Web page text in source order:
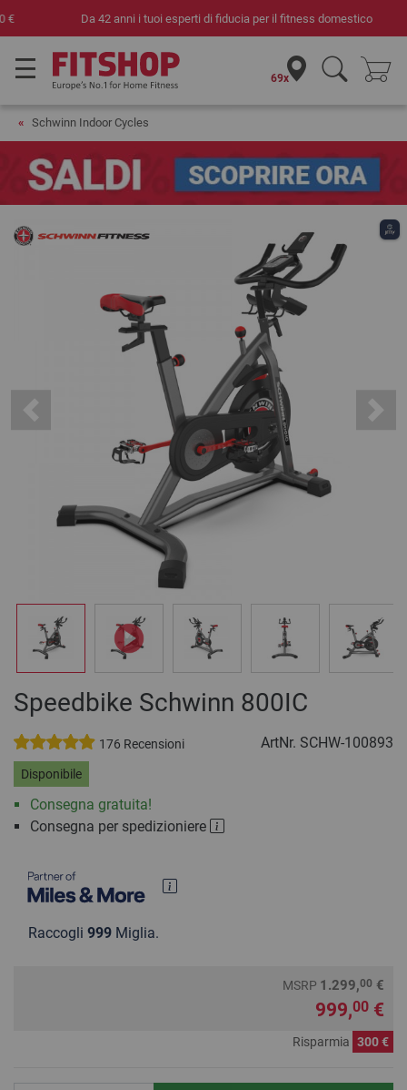
Da 42 anni i tuoi esperti di fiducia per il fitness domestico
69x
Schwinn Indoor Cycles
Speedbike Schwinn 800IC
176 Recensioni ArtNr. SCHW-100893
Disponibile
Consegna gratuita!
Consegna per spedizioniere
Raccogli 999 Miglia.
MSRP 1.299,00 €
999,00 €
Risparmia 300 €